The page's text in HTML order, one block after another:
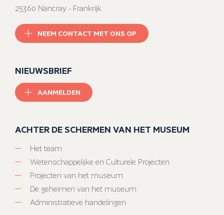
25360 Nancray - Frankrijk
NEEM CONTACT MET ONS OP
NIEUWSBRIEF
AANMELDEN
ACHTER DE SCHERMEN VAN HET MUSEUM
Het team
Wetenschappelijke en Culturele Projecten
Projecten van het museum
De geheimen van het museum
Administratieve handelingen